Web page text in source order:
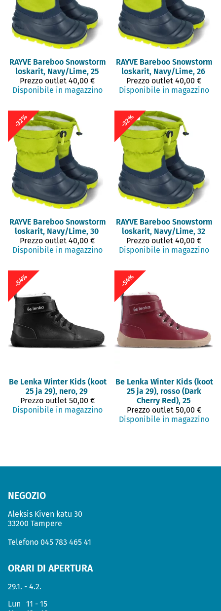
RAYVE Bareboo Snowstorm
loskarit, Navy/Lime, 25
Prezzo outlet 40,00 €
Disponibile in magazzino
RAYVE Bareboo Snowstorm
loskarit, Navy/Lime, 26
Prezzo outlet 40,00 €
Disponibile in magazzino
-32%
RAYVE Bareboo Snowstorm
loskarit, Navy/Lime, 30
Prezzo outlet 40,00 €
Disponibile in magazzino
-32%
RAYVE Bareboo Snowstorm
loskarit, Navy/Lime, 32
Prezzo outlet 40,00 €
Disponibile in magazzino
-54%
Be Lenka Winter Kids (koot
25 ja 29), nero, 29
Prezzo outlet50,00 €
Disponibile in magazzino
-54%
Be Lenka Winter Kids (koot
25 ja 29), rosso (Dark
Cherry Red), 25
Prezzo outlet50,00 €
Disponibile in magazzino
NEGOZIO
Aleksis Kiven katu 30
33200 Tampere
Telefono 045 783 465 41
ORARI DI APERTURA
29.1. - 4.2.
Lun
11 - 15